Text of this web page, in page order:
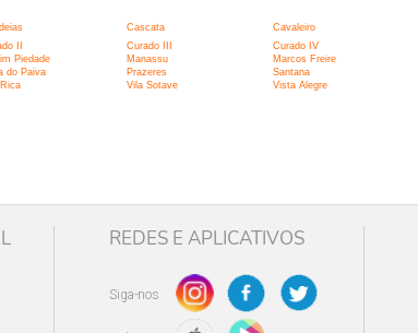
Cascata Cavaleiro
II Curado III Curado IV
Piedade Manassu Marcos Freire
do Paiva Prazeres Santana
Vila Sotave Vista Alegre
REDES E APLICATIVOS
Siga-nos